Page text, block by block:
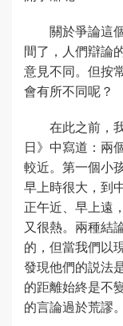
關於爭論這
間了，人們辯論
意見不同。但按
會有所不同呢？
在此之前，
日》中寫道：兩
較近。第一個小
早上時很大，到
正午近、早上遠
又很熱。兩種結
的，但當我們以
發現他們的説法
的距離始終是不
的言論過於荒謬。